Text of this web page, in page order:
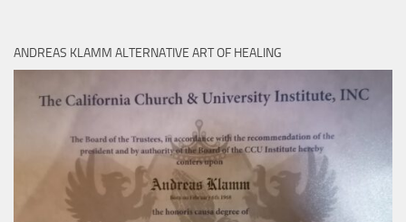
ANDREAS KLAMM ALTERNATIVE ART OF HEALING